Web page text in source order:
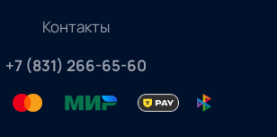
Контакты
+7 (831) 266-65-60